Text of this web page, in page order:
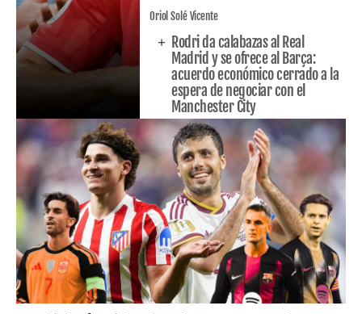
Oriol Solé Vicente
Rodri da calabazas al Real
Madrid y se ofrece al Barça:
acuerdo económico cerrado a la
espera de negociar con el
Manchester City